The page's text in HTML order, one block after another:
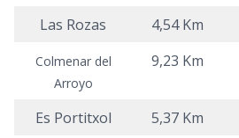
Las Rozas 4,54 Km
Colmenar del
Arroyo
9,23 Km
Es Portitxol 5,37 Km